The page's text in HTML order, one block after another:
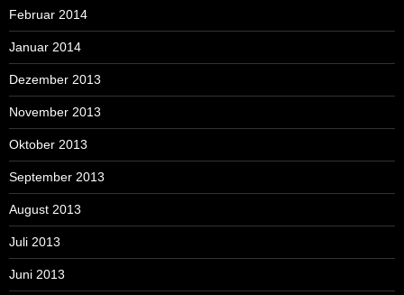
Februar 2014
Januar 2014
Dezember 2013
November 2013
Oktober 2013
September 2013
August 2013
Juli 2013
Juni 2013